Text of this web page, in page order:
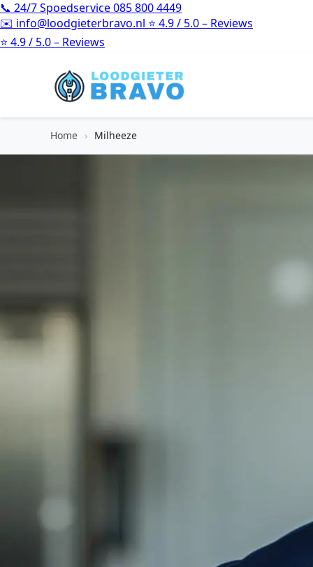
📞 24/7 Spoedservice085 800 4449
✉️ info@loodgieterbravo.nl ⭐ 4.9 / 5.0 – Reviews
⭐ 4.9 / 5.0 – Reviews
Home › Milheeze